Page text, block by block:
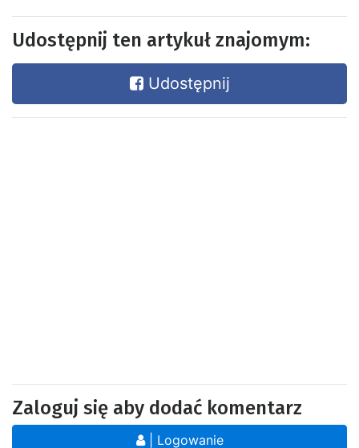
Udostępnij ten artykuł znajomym:
Udostępnij
Zaloguj się aby dodać komentarz
| Logowanie